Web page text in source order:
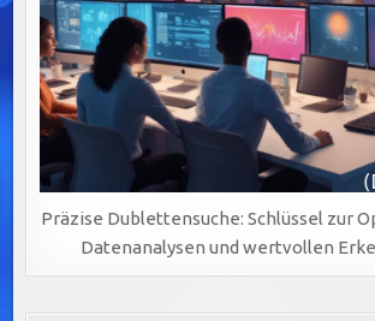
Präzise Dublettensuche: Schlüssel zur
Datenanalysen und wertvollen